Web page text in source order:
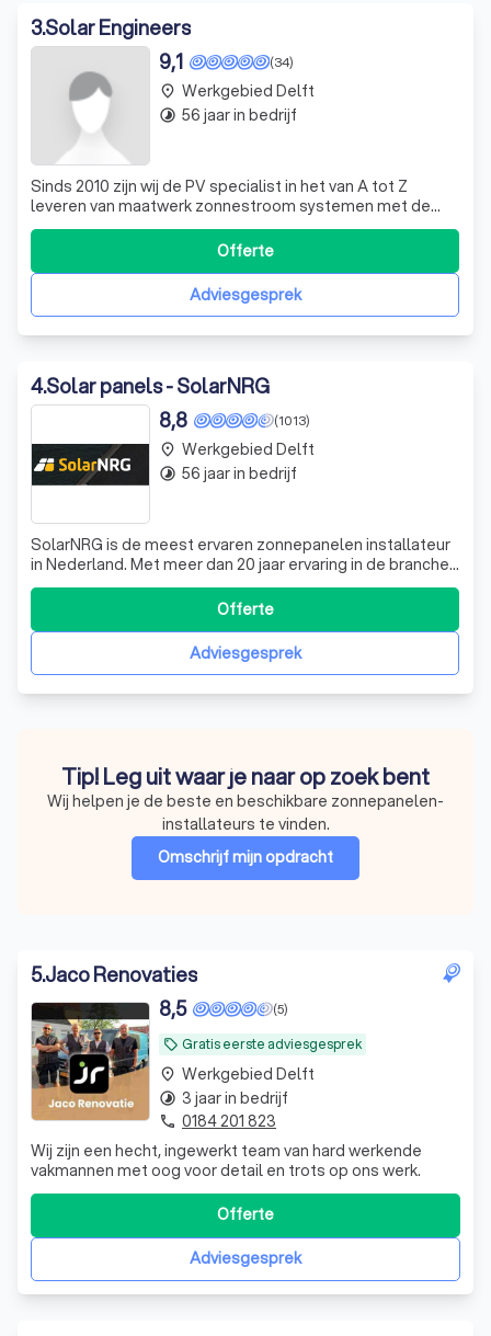
3.Solar Engineers
(34)
9,1
Sinds 2010 zijn wij de PV specialist in het van A tot Z
leveren van maatwerk zonnestroom systemen met de
hoogste klanttevredenheid in Zuid-Holland en de
aangrenzende provincies. Dat doen wij door onze
inmiddels >2.000 particuliere en zakelijke klanten uit met
name het hogere segment volledig te ontz
Adviesgesprek
Offerte
place Werkgebied Delft
timelapse 56 jaar in bedrijf
4.Solar panels - SolarNRG
(1013)
8,8
SolarNRG is de meest ervaren zonnepanelen installateur
in Nederland. Met meer dan 20 jaar ervaring in de branche,
hebben we al meer dan 100.000 tevreden klanten mogen
bedienen. Onze klanten waarderen ons met een
gemiddelde score van 8,6, een cijfer waar we trots op zijn.
Bij SolarNRG ben je geen num
Adviesgesprek
Offerte
place Werkgebied Delft
timelapse 56 jaar in bedrijf
Tip! Leg uit waar je naar op zoek bent
Wij helpen je de beste en beschikbare zonnepanelen-
installateurs te vinden.
Omschrijf mijn opdracht
5.Jaco Renovaties
local_offer Gratis eerste adviesgesprek
(5)
8,5
Wij zijn een hecht, ingewerkt team van hard werkende
vakmannen met oog voor detail en trots op ons werk.
Adviesgesprek
Offerte
place Werkgebied Delft
timelapse 3 jaar in bedrijf
phone 0184 201 823